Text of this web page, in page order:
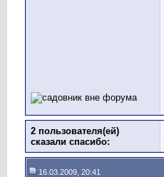
2 пользователя(ей)
сказали cпасибо:
16.03.2009, 20:41